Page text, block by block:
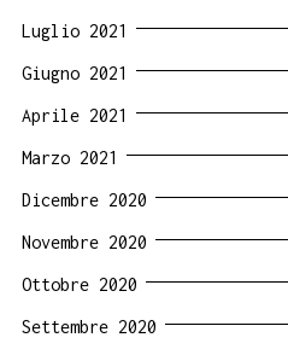
Luglio 2021
Giugno 2021
Aprile 2021
Marzo 2021
Dicembre 2020
Novembre 2020
Ottobre 2020
Settembre 2020